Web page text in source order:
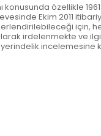
konusunda özellikle
Ekim 2011
için,
irdelenmekte ve
incelemesine